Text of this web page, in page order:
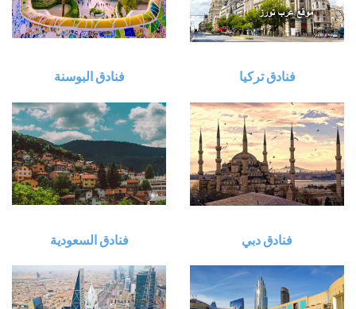
فنادق تركيا فنادق البوسنة
فنادق دبي فنادق السعودية